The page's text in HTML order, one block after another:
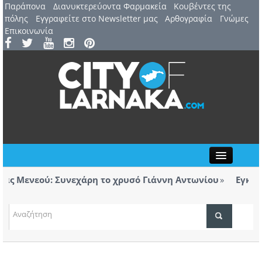
Παράπονα Διανυκτερεύοντα Φαρμακεία
Kουβέντες της
πόλης
Εγγραφείτε στο Newsletter μας Αρθογραφία
Γνώμες
Επικοινωνία
ΤΟΠΙΚΑ ΝΕΑ
Συνεχάρη το χρυσό Γιάννη Αντωνίου
τσιγάρα βρέθηκαν σε ταξί με προορισμό